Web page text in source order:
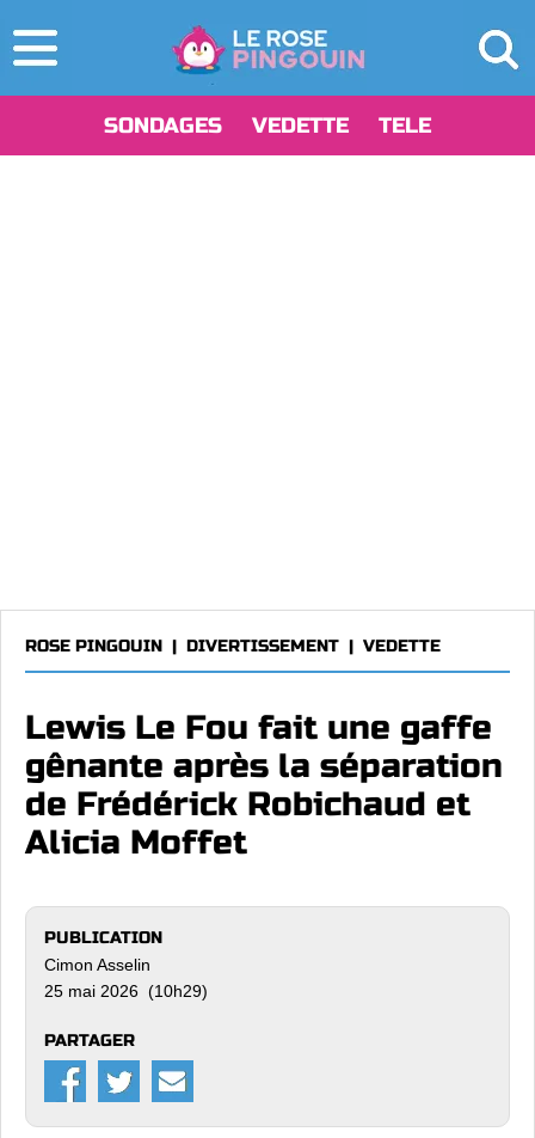
SONDAGES VEDETTE TELE
ROSE PINGOUIN | DIVERTISSEMENT | VEDETTE
Lewis Le Fou fait une gaffe
gênante après la séparation
de Frédérick Robichaud et
Alicia Moffet
PUBLICATION
Cimon Asselin
25 mai 2026 (10h29)
PARTAGER